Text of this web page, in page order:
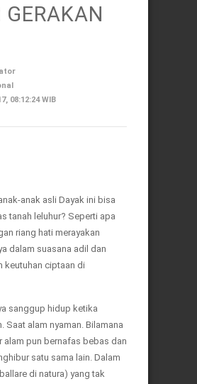
08:12:24 WIB
anak asli Dayak ini bisa
tanah leluhur? Seperti apa
riang hati merayakan
dalam suasana adil dan
keutuhan ciptaan di
sanggup hidup ketika
Saat alam nyaman. Bilamana
alam pun bernafas bebas dan
satu sama lain. Dalam
di natura) yang tak